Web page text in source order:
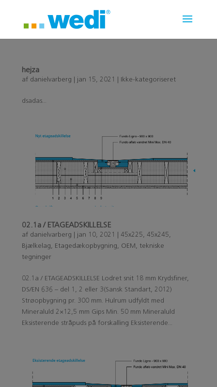
hejza
af danielvarberg | jan 15, 2021 | Ikke-kategoriseret
dsadas...
02.1a / ETAGEADSKILLELSE
af danielvarberg | jan 10, 2021 | 45x225, 45x245,
Bjælkelag, Etagedækopbygning, OEM, tekniske
tegninger
02.1a / ETAGEADSKILLELSE Lodret snit 18 mm Krydsfiner,
DS/EN 636 – del 1, 2 eller 3(Sansk Standart, 2012)
Strøopbygning pr. 300 mm. Hulrum udfyldt med
Mineraluld 2×12,5 mm Gips Min. 50 mm Mineraluld
Eksisterende stråpuds på forskalling Eksisterende...